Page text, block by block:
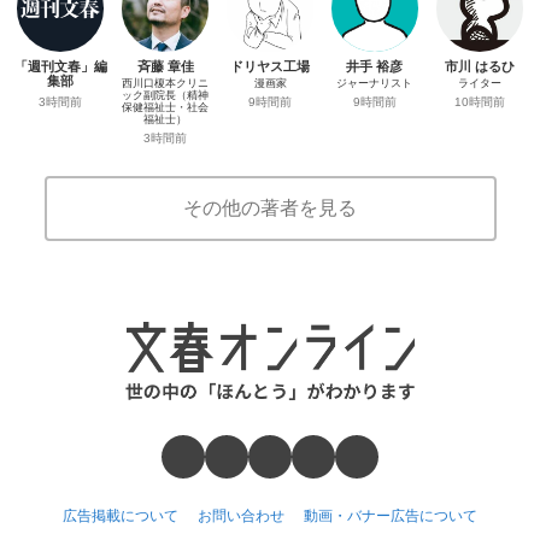
「週刊文春」編
集部
3時間前
斉藤 章佳
西川口榎本クリニ
ック副院長（精神
保健福祉士・社会
福祉士）
3時間前
ドリヤス工場
漫画家
9時間前
井手 裕彦
ジャーナリスト
9時間前
市川 はるひ
ライター
10時間前
その他の著者を見る
広告掲載について お問い合わせ 動画・バナー広告について